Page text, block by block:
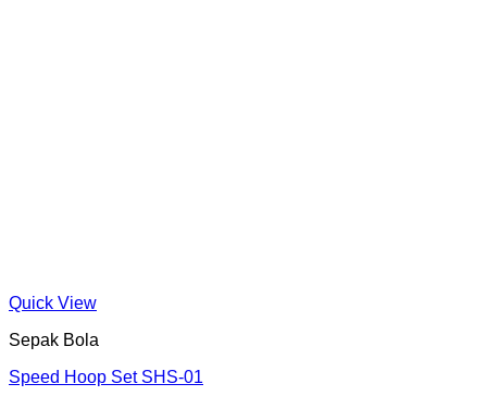
Quick View
Sepak Bola
Speed Hoop Set SHS-01